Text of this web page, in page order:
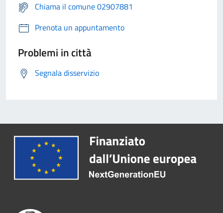
Chiama il comune 02907881
Prenota un appuntamento
Problemi in città
Segnala disservizio